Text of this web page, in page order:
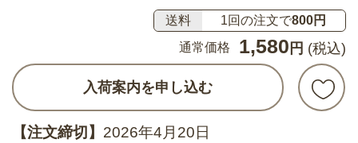
送料 1回の注文で800円
通常価格
1,580 円 (税込)
入荷案内を申し込む
【注文締切】 2026年4月20日